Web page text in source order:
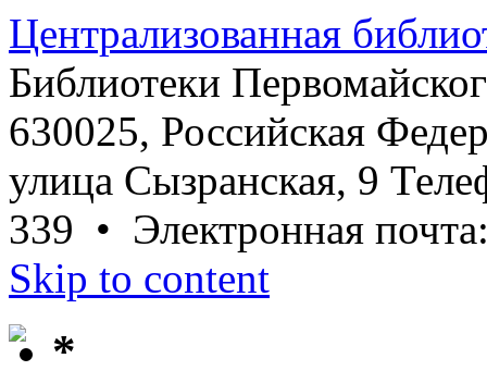
Централизованная
Библиотеки
630025, Российская
улица Сызранская, 9
339 • Электронная
Skip to content
*